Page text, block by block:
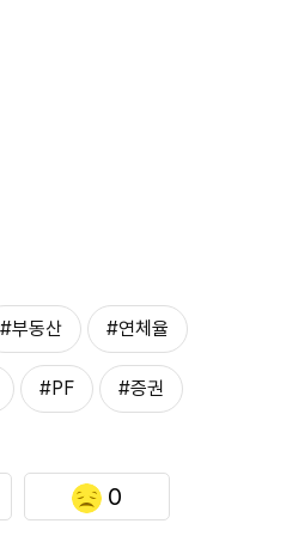
#부동산 #연체율
#PF #증권
0